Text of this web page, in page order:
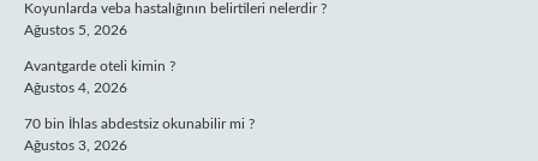
Koyunlarda veba hastalığının belirtileri nelerdir ?
Ağustos 5, 2026
Avantgarde oteli kimin ?
Ağustos 4, 2026
70 bin İhlas abdestsiz okunabilir mi ?
Ağustos 3, 2026